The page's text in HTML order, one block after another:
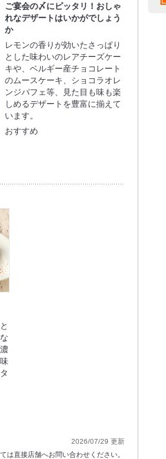
ご宴会の〆にピッタリ！おしゃ
れなデザートはいかがでしょう
か
レモンの香りが効いたさっぱり
とした味わいのレアチーズケー
キや、ベルギー産チョコレート
のムースケーキ、ショコラオレ
ンジパフェ等、見た目も味も楽
しめるデザートを豊富に揃えて
います。
おすすめ
2026/07/29 更新
直接店舗へお問い合わせください。